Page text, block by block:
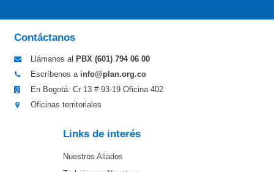
Contáctanos
Llámanos al PBX (601) 794 06 00
Escríbenos a info@plan.org.co
En Bogotá: Cr 13 # 93-19 Oficina 402
Oficinas territoriales
Links de interés
Nuestros Aliados